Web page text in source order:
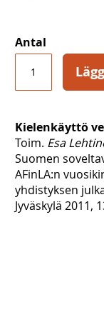
Antal
Kielenkäyttö
Toim. Esa
Suomen
AFinLA:n
yhdistyksen
Jyväskylä 2011,